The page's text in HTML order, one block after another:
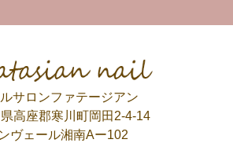
Phatasian nail
サロンファテージアン
高座郡寒川町岡田2-4-14
ヴェール湘南Aー102